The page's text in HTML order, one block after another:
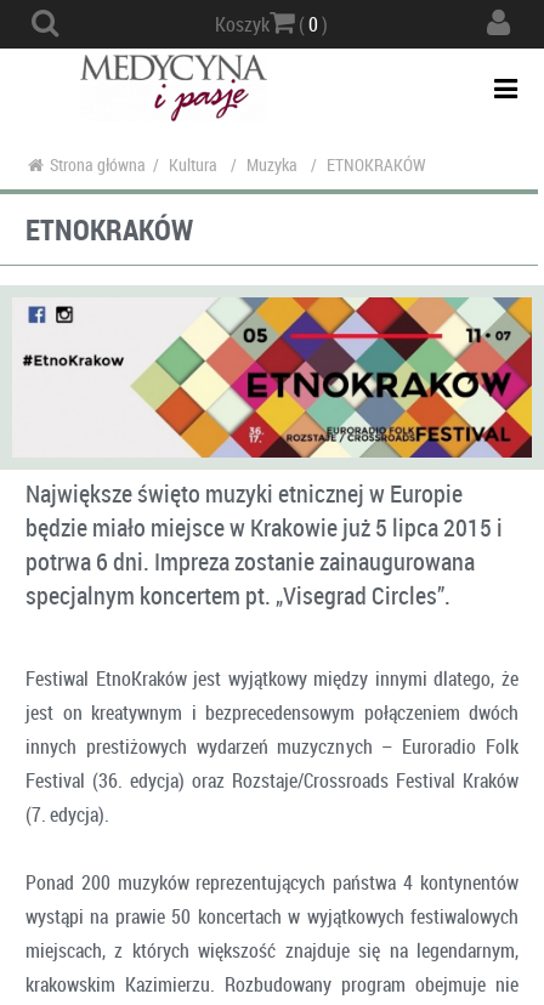
Koszyk (0)
Strona główna / Kultura / Muzyka / ETNOKRAKÓW
ETNOKRAKÓW
Największe święto muzyki etnicznej w Europie
będzie miało miejsce w Krakowie już 5 lipca 2015 i
potrwa 6 dni. Impreza zostanie zainaugurowana
specjalnym koncertem pt. „Visegrad Circles”.
Festiwal EtnoKraków jest wyjątkowy między innymi dlatego, że
jest on kreatywnym i bezprecedensowym połączeniem dwóch
innych prestiżowych wydarzeń muzycznych – Euroradio Folk
Festival (36. edycja) oraz Rozstaje/Crossroads Festival Kraków
(7. edycja).
Ponad 200 muzyków reprezentujących państwa 4 kontynentów
wystąpi na prawie 50 koncertach w wyjątkowych festiwalowych
miejscach, z których większość znajduje się na legendarnym,
krakowskim Kazimierzu. Rozbudowany program obejmuje nie